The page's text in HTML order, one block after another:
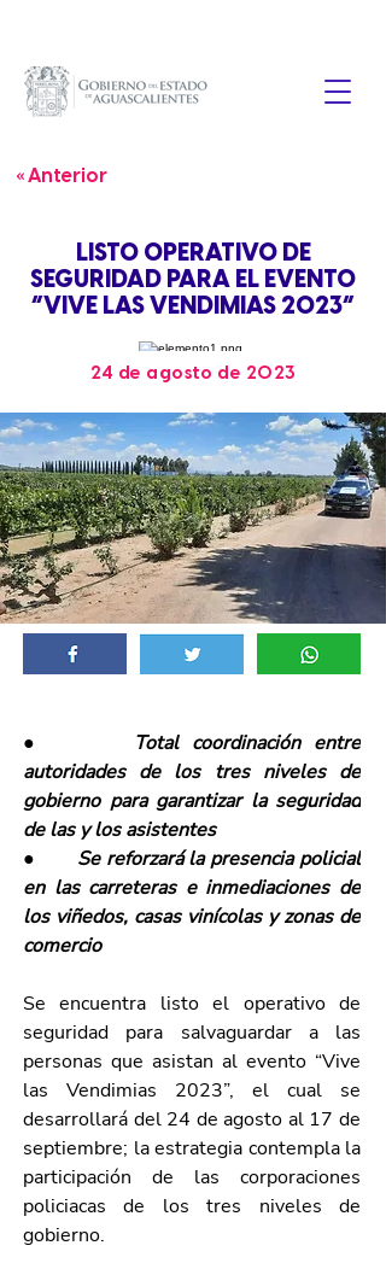
« Anterior
LISTO OPERATIVO DE
SEGURIDAD PARA EL EVENTO
“VIVE LAS VENDIMIAS 2023”
24 de agosto de 2023
●
Total coordinación entre
autoridades de los tres niveles de
gobierno para garantizar la seguridad
de las y los asistentes
● Se reforzará la presencia policial
en las carreteras e inmediaciones de
los viñedos, casas vinícolas y zonas de
comercio
Se encuentra listo el operativo de
seguridad para salvaguardar a las
personas que asistan al evento “Vive
las Vendimias 2023”, el cual se
desarrollará del 24 de agosto al 17 de
septiembre; la estrategia contempla la
participación de las corporaciones
policiacas de los tres niveles de
gobierno.